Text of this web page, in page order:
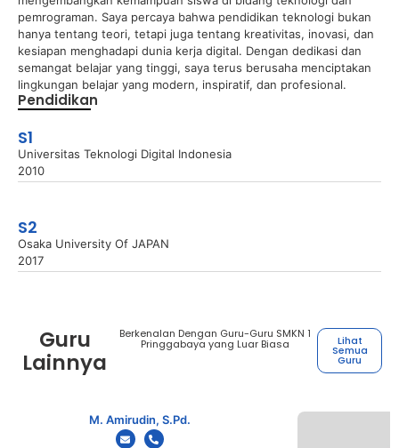
pemrograman. Saya percaya bahwa pendidikan teknologi bukan
hanya tentang teori, tetapi juga tentang kreativitas, inovasi, dan
kesiapan menghadapi dunia kerja digital. Dengan dedikasi dan
semangat belajar yang tinggi, saya terus berusaha menciptakan
lingkungan belajar yang modern, inspiratif, dan profesional.
Pendidikan
S1
Universitas Teknologi Digital Indonesia
2010
S2
Osaka University Of JAPAN
2017
Guru
Lainnya
Berkenalan Dengan Guru-Guru SMKN 1
Pringgabaya yang Luar Biasa Lihat
Semua
Guru
M. Amirudin, S.Pd.